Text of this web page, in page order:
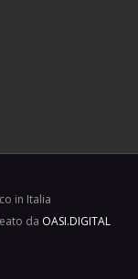
in Italia
da OASI.DIGITAL